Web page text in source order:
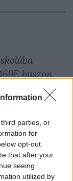
parties, or
for
opt-out
that after your
seeing
utilized by
buszon.
férfi aki
és
nem